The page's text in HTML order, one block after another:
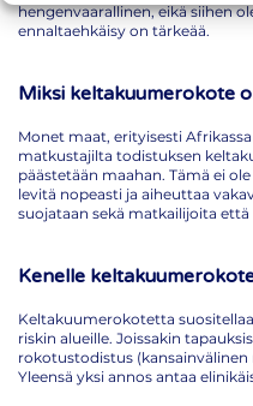
hengenvaarallinen, eikä siihen
ennaltaehkäisy on tärkeää.
Miksi keltakuumerokote
Monet maat, erityisesti
matkustajilta todistuksen
päästetään maahan. Tämä ei
levitä nopeasti ja aiheuttaa
suojataan sekä matkailijoita että
Kenelle
Keltakuumerokotetta
riskin alueille. Joissakin
rokotustodistus
Yleensä yksi annos antaa